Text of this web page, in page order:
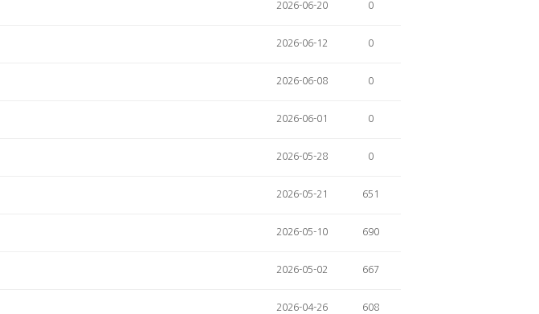
2026-06-20 0
2026-06-12 0
2026-06-08 0
2026-06-01 0
2026-05-28 0
2026-05-21 651
2026-05-10 690
2026-05-02 667
2026-04-26 608